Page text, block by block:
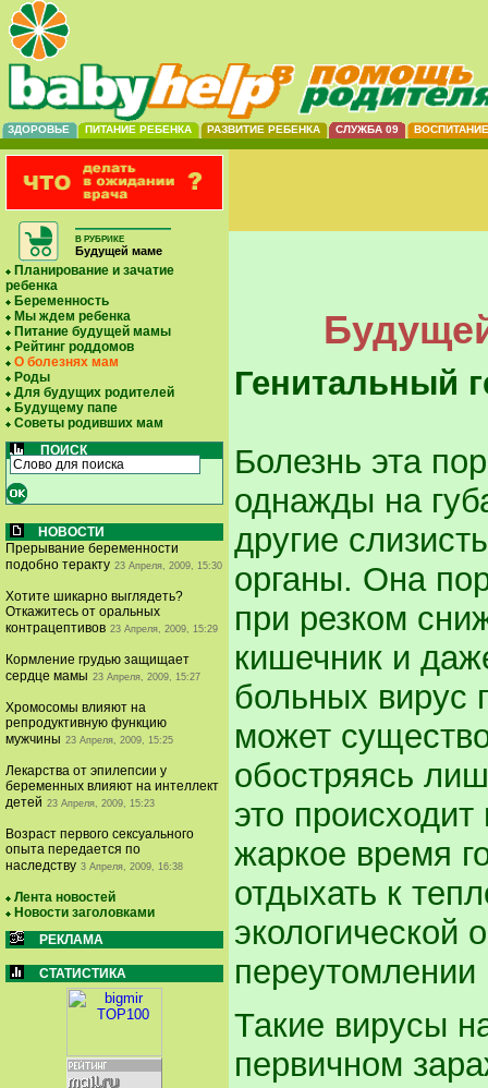
ЗДОРОВЬЕ ПИТАНИЕ РЕБЕНКА РАЗВИТИЕ РЕБЕНКА СЛУЖБА 09 ВОСПИТАНИЕ
В РУБРИКЕ
Будущей маме
Планирование и зачатие
ребенка
Беременность
Мы ждем ребенка
Питание будущей мамы
Рейтинг роддомов
О болезнях мам
Роды
Для будущих родителей
Будущему папе
Советы родивших мам
ПОИСК
НОВОСТИ
Прерывание беременности
подобно теракту 23 Апреля, 2009, 15:30
Хотите шикарно выглядеть?
Откажитесь от оральных
контрацептивов 23 Апреля, 2009, 15:29
Кормление грудью защищает
сердце мамы 23 Апреля, 2009, 15:27
Хромосомы влияют на
репродуктивную функцию
мужчины 23 Апреля, 2009, 15:25
Лекарства от эпилепсии у
беременных влияют на интеллект
детей 23 Апреля, 2009, 15:23
Возраст первого сексуального
опыта передается по
наследству 3 Апреля, 2009, 16:38
Лента новостей
Новости заголовками
РЕКЛАМА
СТАТИСТИКА
Генитальный
Болезнь эта
однажды на
другие
органы. Она
при резком
кишечник и
больных вирус
может
обостряясь
это
жаркое время
отдыхать к
экологической
переутомлении
Такие вирусы
первичном